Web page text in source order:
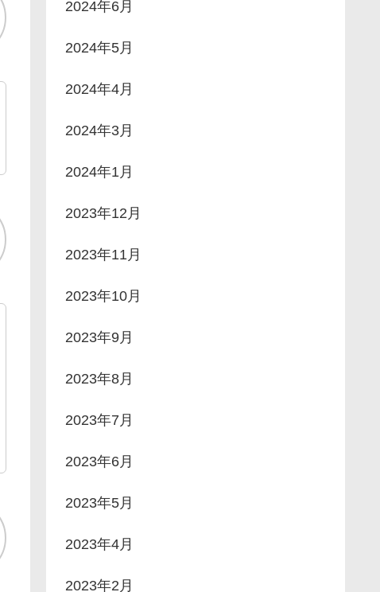
2024年6月
2024年5月
2024年4月
2024年3月
2024年1月
2023年12月
2023年11月
2023年10月
2023年9月
2023年8月
2023年7月
2023年6月
2023年5月
2023年4月
2023年2月